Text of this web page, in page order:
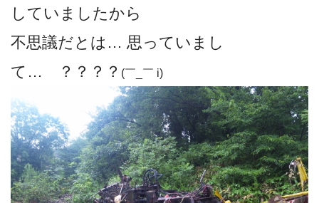
していましたから
不思議だとは… 思っていまし
て… ？？？？ (￣_￣ i)